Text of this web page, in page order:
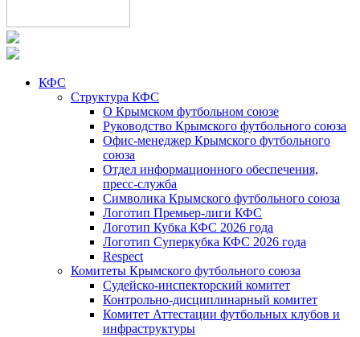
КФС
Структура КФС
О Крымском футбольном союзе
Руководство Крымского футбольного союза
Офис-менеджер Крымского футбольного
союза
Отдел информационного обеспечения,
пресс-служба
Символика Крымского футбольного союза
Логотип Премьер-лиги КФС
Логотип Кубка КФС 2026 года
Логотип Суперкубка КФС 2026 года
Respect
Комитеты Крымского футбольного союза
Судейско-инспекторский комитет
Контрольно-дисциплинарный комитет
Комитет Аттестации футбольных клубов и
инфраструктуры